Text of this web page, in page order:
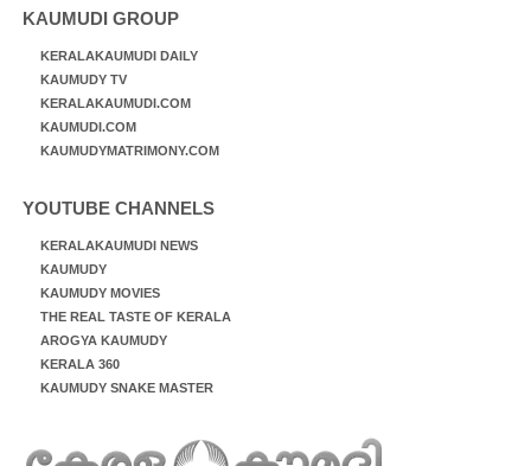
KAUMUDI GROUP
KERALAKAUMUDI DAILY
KAUMUDY TV
KERALAKAUMUDI.COM
KAUMUDI.COM
KAUMUDYMATRIMONY.COM
YOUTUBE CHANNELS
KERALAKAUMUDI NEWS
KAUMUDY
KAUMUDY MOVIES
THE REAL TASTE OF KERALA
AROGYA KAUMUDY
KERALA 360
KAUMUDY SNAKE MASTER